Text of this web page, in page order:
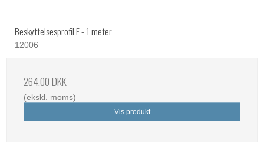
Beskyttelsesprofil F - 1 meter
12006
264,00 DKK
(ekskl. moms)
Vis produkt